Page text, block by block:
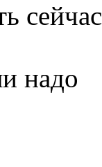
надо